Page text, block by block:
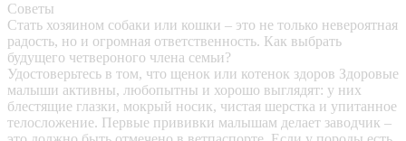
Советы
Стать хозяином собаки или кошки – это не только невероятная
радость, но и огромная ответственность. Как выбрать
будущего четвероного члена семьи?
Удостоверьтесь в том, что щенок или котенок здоров Здоровые
малыши активны, любопытны и хорошо выглядят: у них
блестящие глазки, мокрый носик, чистая шерстка и упитанное
телосложение. Первые прививки малышам делает заводчик –